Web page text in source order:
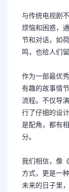
与传统电视剧
烦恼和困惑，
节和对话，如
鸣，也给人们
作为一部最优
有趣的故事情
流程。不仅导
行了仔细的设
是配角，都有
分。
我们相信，像
方式，更是一
未来的日子里